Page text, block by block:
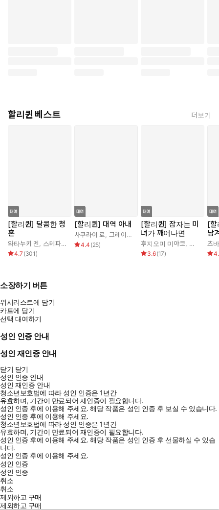
할리퀸 베스트 더보기
[할리퀸] 달콤한 청
혼
와타누키 멘, 스테파니 로렌스
4.7 (301 )
[할리퀸] 대역 아내
사쿠라이 료, 그레이스 그린
4.4 (25)
[할리퀸] 잠자는 미
녀가 깨어나면
후지오미 미야코, 조안 엘리
3.6(17)
[할
남
츠
소장하기 버튼
위시리스트에 담기
카트에 담기
선택 대여하기
성인 인증 안내
성인 재인증 안내
닫기 닫기
성인 인증 안내
성인 재인증 안내
청소년보호법에 따라 성인 인증은 1년간
유효하며, 기간이 만료되어 재인증이 필요합니다.
성인 인증 후에 이용해 주세요.해당 작품은 성인 인증 후 보실 수 있습니다.
성인 인증 후에 이용해 주세요.
청소년보호법에 따라 성인 인증은 1년간
유효하며, 기간이 만료되어 재인증이 필요합니다.
성인 인증 후에 이용해 주세요.해당 작품은 성인 인증 후 선물하실 수 있습
니다.
성인 인증 후에 이용해 주세요.
성인 인증
성인 인증
취소
취소
제외하고 구매
제외하고 구매